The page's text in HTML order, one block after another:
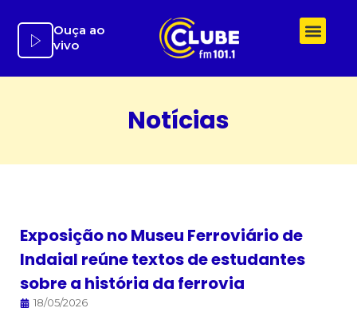
para
Ouça ao
vivo
Notícias
Exposição no Museu Ferroviário de
Indaial reúne textos de estudantes
sobre a história da ferrovia
18/05/2026